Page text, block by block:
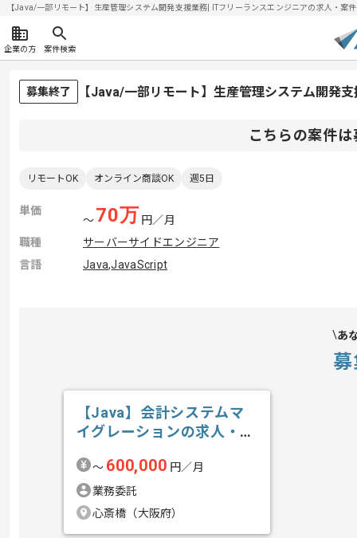
【Java/一部リモート】生産管理システム開発支援業務| ITフリーランスエンジニアの求人・
企業の方 案件検索
募集終了 【Java/一部リモート】生産管理システム開発
こちらの案件
リモートOK オンライン商談OK 週5日
単価
〜70万 円／月
職種
サーバーサイドエンジニア
言語
Java,JavaScript
あ
【Java】会計システムマ
イグレーションの求人・案
〜 600,000 円／月
業務委託
心斎橋（大阪府）